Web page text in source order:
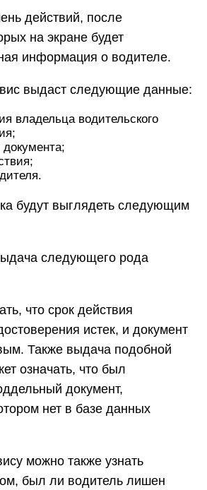
действий, после
на экране будет
информация о водителе.
выдаст следующие данные:
владельца водительского
будут выглядеть следующим
следующего рода
что срок действия
истек, и документ
Также выдача подобной
означать, что был
документ,
нет в базе данных
можно также узнать
был ли водитель лишен